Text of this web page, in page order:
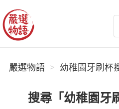
嚴選物語
嚴選物語 幼稚園牙刷杯
搜尋「幼稚園牙